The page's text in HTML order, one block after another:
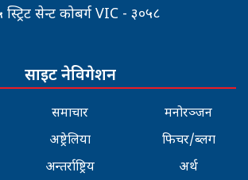
स्ट्रिट सेन्ट कोबर्ग VIC - ३०५८
साइट नेविगेशन
समाचार
अष्ट्रेलिया
अन्तर्राष्ट्रिय
मनोरञ्जन
फिचर/ब्लग
अर्थ